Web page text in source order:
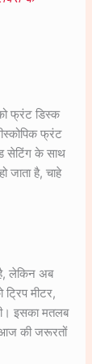
फ्रंट डिस्क
फ्रंट
सेटिंग के साथ
है, चाहे
लेकिन अब
मीटर,
इसका मतलब
की जरूरतों